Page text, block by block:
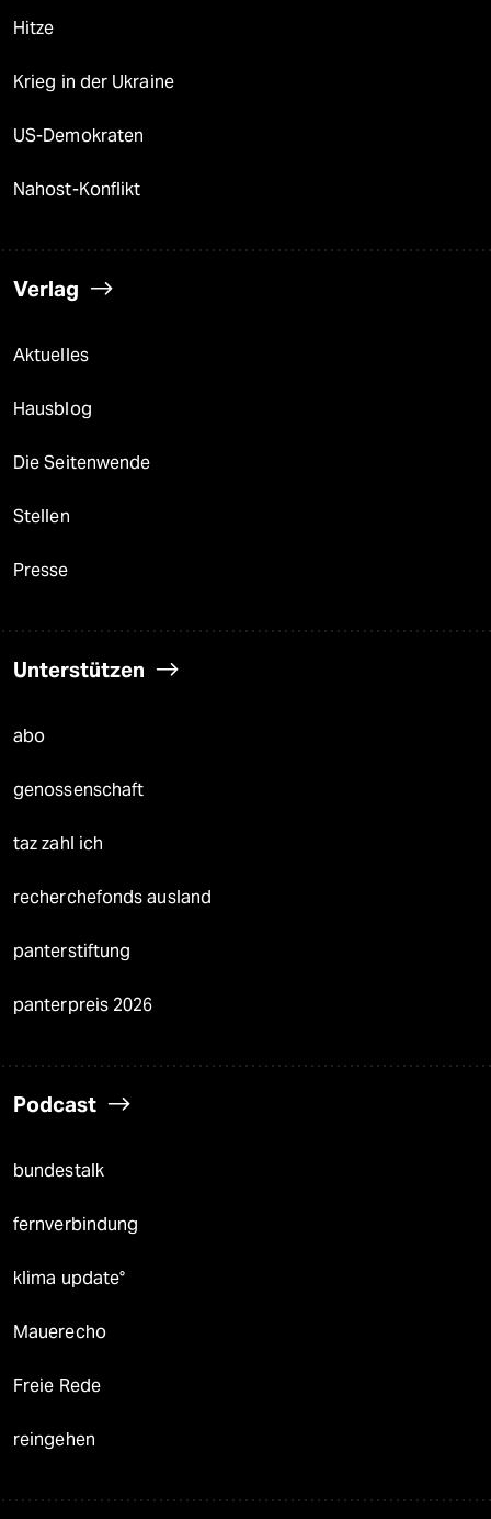
Hitze
Krieg in der Ukraine
US-Demokraten
Nahost-Konflikt
Verlag
Aktuelles
Hausblog
Die Seitenwende
Stellen
Presse
Unterstützen
abo
genossenschaft
taz zahl ich
recherchefonds ausland
panterstiftung
panterpreis 2026
Podcast
bundestalk
fernverbindung
klima update°
Mauerecho
Freie Rede
reingehen